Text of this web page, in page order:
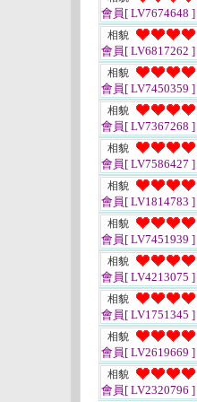
會員[ LV7674648 ]
相貌
會員[ LV6817262 ]
相貌
會員[ LV7450359 ]
相貌
會員[ LV7367268 ]
相貌
會員[ LV7586427 ]
相貌
會員[ LV1814783 ]
相貌
會員[ LV7451939 ]
相貌
會員[ LV4213075 ]
相貌
會員[ LV1751345 ]
相貌
會員[ LV2619669 ]
相貌
會員[ LV2320796 ]